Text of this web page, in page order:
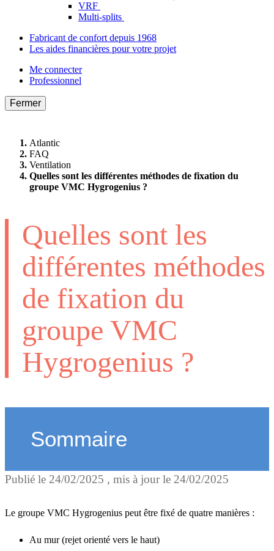
VRF
Multi-splits
Fabricant de confort depuis 1968
Les aides financières pour votre projet
Me connecter
Professionnel
Fermer
Atlantic
FAQ
Ventilation
Quelles sont les différentes méthodes de fixation du
groupe VMC Hygrogenius ?
Quelles sont les
différentes méthodes
de fixation du
groupe VMC
Hygrogenius ?
Sommaire
Fixation murale, au
ou au sol :
Publié le 24/02/2025 , mis à jour le 24/02/2025
Le groupe VMC Hygrogenius peut être fixé de quatre manières :
Au mur (rejet orienté vers le haut)